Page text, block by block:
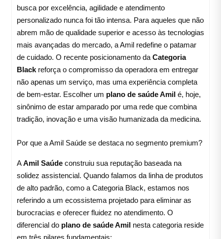
busca por excelência, agilidade e atendimento
personalizado nunca foi tão intensa. Para aqueles que não
abrem mão de qualidade superior e acesso às tecnologias
mais avançadas do mercado, a Amil redefine o patamar
de cuidado. O recente posicionamento da Categoria
Blackreforça o compromisso da operadora em entregar
não apenas um serviço, mas uma experiência completa
de bem-estar. Escolher um plano de saúde Amilé, hoje,
sinônimo de estar amparado por uma rede que combina
tradição, inovação e uma visão humanizada da medicina.
Por que a Amil Saúde se destaca no segmento premium?
AAmil Saúdeconstruiu sua reputação baseada na
solidez assistencial. Quando falamos da linha de produtos
de alto padrão, como a Categoria Black, estamos nos
referindo a um ecossistema projetado para eliminar as
burocracias e oferecer fluidez no atendimento. O
diferencial do plano de saúde Amilnesta categoria reside